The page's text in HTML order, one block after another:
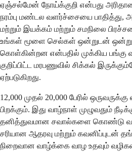
ஏஞ்சல்மேன் நோய்க்குறி என்பது
நரம்பு மண்டல வளர்ச்சையை பாதித்து,
மற்றும் இயக்கம் மற்றும் சமநிலை
உங்கள் மூளை செல்கள் ஒன்றுடன் ஒன்று
கொள்கின்றன என்பதில் முக்கிய பங்கு
குறிப்பிட்ட மரபணுவில் சிக்கல்
ஏற்படுகிறது.
12,000 முதல் 20,000 பேரில்
பிறக்கும். இது வாழ்நாள் முழுவதும்
தனித்துவமான சவால்களை கொண்டு
சரியான ஆதரவு மற்றும் கவனிப்புடன்
நிறைவான வாழ்க்கை வாழ உதவும்